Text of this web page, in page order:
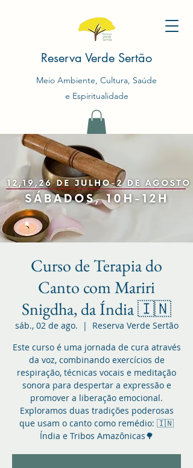
Reserva Verde Sertão
Meio Ambiente, Cultura, Saúde
e Espiritualidade
Curso de Terapia do
Canto com Mariri
Snigdha, da Índia 🇮🇳
sáb., 02 de ago.
  |
Reserva Verde Sertão
Este curso é uma jornada de cura através
da voz, combinando exercícios de
respiração, técnicas vocais e meditação
sonora para despertar a expressão e
promover a liberação emocional.
Exploramos duas tradições poderosas
que usam o canto como remédio: 🇮🇳
Índia e Tribos Amazônicas🌳